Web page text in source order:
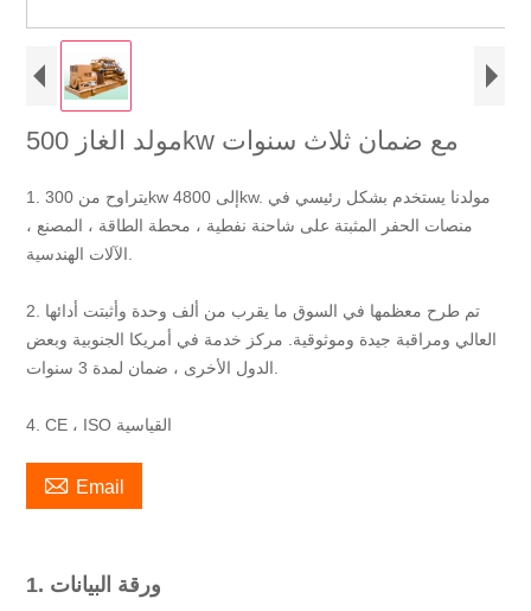
مولد الغاز 500kw مع ضمان ثلاث سنوات
1. يتراوح من 300kw إلى 4800kw. مولدنا يستخدم بشكل رئيسي في
منصات الحفر المثبتة على شاحنة نفطية ، محطة الطاقة ، المصنع ،
2. تم طرح معظمها في السوق ما يقرب من ألف وحدة وأثبتت أدائها
العالي ومراقبة جيدة وموثوقية. مركز خدمة في أمريكا الجنوبية وبعض
4. CE ، ISO القياسية
 Email
1. ورقة البيانات